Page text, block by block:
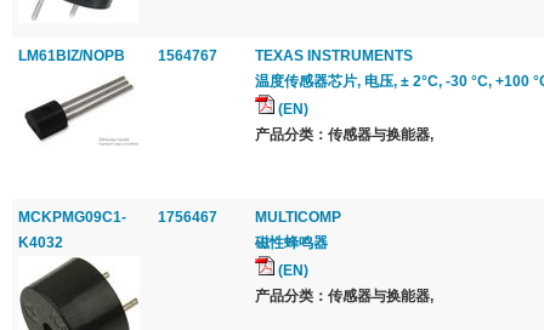
LM61BIZ/NOPB 1564767
TEXAS INSTRUMENTS
温度传感器芯片, 电压, ± 2°C, -30 °C, +100
(EN)
产品分类：传感器与换能器,
MCKPMG09C1-
K4032
1756467
MULTICOMP
磁性蜂鸣器
(EN)
产品分类：传感器与换能器,